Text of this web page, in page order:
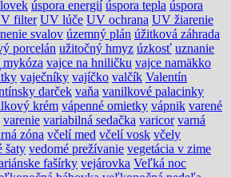
úspora energií úspora tepla úspora
filter UV lúče UV ochrana UV žiarenie
svalov územný plán úžitková záhrada
porcelán užitočný hmyz úzkosť uznanie
mykóza vajce na hniličku vajce namäkko
vaječníky vajíčko valčík Valentín
darček vaňa vanilkové palacinky
krém vápenné omietky vápnik varené
varenie variabilná sedačka varicor varná
zóna včelí med včelí vosk včely
šaty vedomé prežívanie vegetácia v zime
fašírky vejárovka Veľká noc